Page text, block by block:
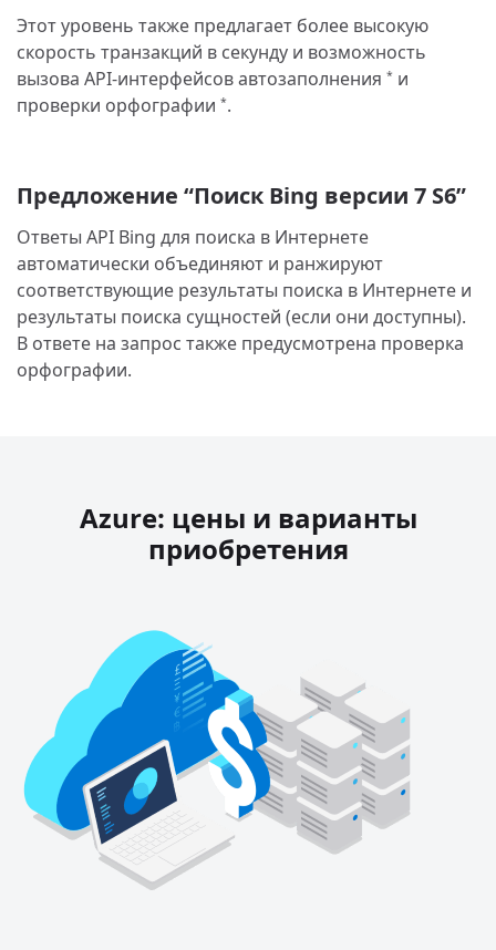
Этот уровень также предлагает более высокую
скорость транзакций в секунду и возможность
вызова API-интерфейсов автозаполнения * и
проверки орфографии *.
Предложение “Поиск Bing версии 7 S6”
Ответы API Bing для поиска в Интернете
автоматически объединяют и ранжируют
соответствующие результаты поиска в Интернете и
результаты поиска сущностей (если они доступны).
В ответе на запрос также предусмотрена проверка
орфографии.
Azure: цены и варианты
приобретения